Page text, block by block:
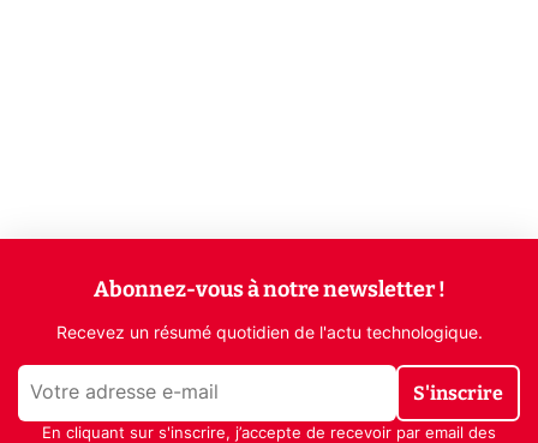
Abonnez-vous à notre newsletter !
Recevez un résumé quotidien de l'actu technologique.
S'inscrire
En cliquant sur s'inscrire, j’accepte de recevoir par email des